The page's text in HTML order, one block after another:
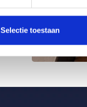
Selectie toestaan